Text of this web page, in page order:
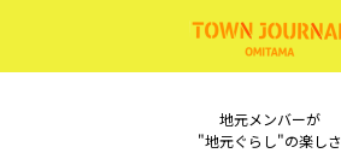
地元メンバーが
"地元ぐらし"の楽しさ